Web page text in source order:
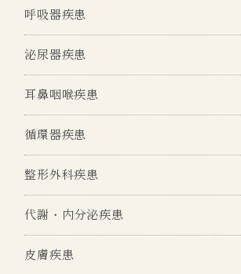
呼吸器疾患
泌尿器疾患
耳鼻咽喉疾患
循環器疾患
整形外科疾患
代謝・内分泌疾患
皮膚疾患